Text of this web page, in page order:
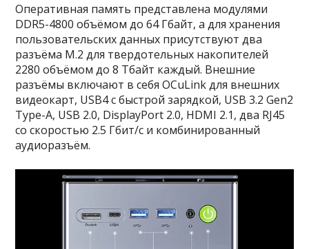
Оперативная память представлена модулями
DDR5-4800 объёмом до 64 Гбайт, а для хранения
пользовательских данных присутствуют два
разъёма M.2 для твердотельных накопителей
2280 объёмом до 8 Тбайт каждый. Внешние
разъёмы включают в себя OCuLink для внешних
видеокарт, USB4 с быстрой зарядкой, USB 3.2 Gen2
Type-A, USB 2.0, DisplayPort 2.0, HDMI 2.1, два RJ45
со скоростью 2.5 Гбит/с и комбинированный
аудиоразъём.